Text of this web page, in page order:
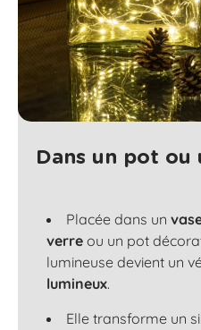
Dans un pot ou
Placée dans un
verre ou un pot
lumineuse devient un
lumineux.
Elle transforme un